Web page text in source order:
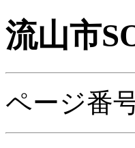
流山市
ページ番